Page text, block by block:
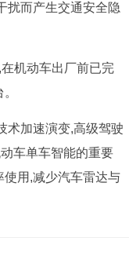
扰而产生交通安全隐
机动车出厂前已完
术加速演变,高级驾驶
车单车智能的重要
用,减少汽车雷达与